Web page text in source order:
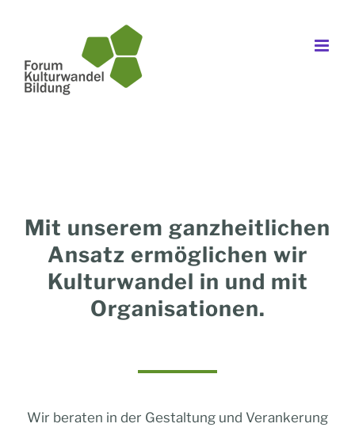
springen
Mit unserem ganzheitlichen
Ansatz ermöglichen wir
Kulturwandel in und mit
Organisationen.
Wir beraten in der Gestaltung und Verankerung